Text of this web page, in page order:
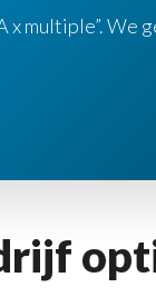
x multiple”. We